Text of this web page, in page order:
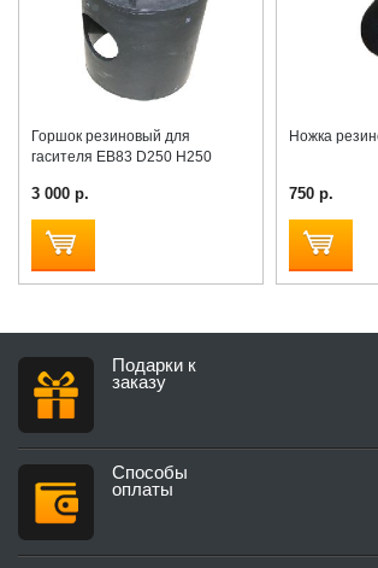
Горшок резиновый для
гасителя EB83 D250 H250
3 000 р.
Ножка
750 р.
Подарки к
заказу
Способы
оплаты